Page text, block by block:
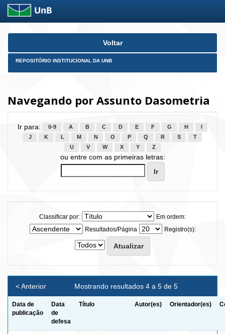
Skip
Voltar
REPOSITÓRIO INSTITUCIONAL DA UNB
Navegando por Assunto Dasometria
Ir para: 0-9 A B C D E F G H
J
K L M N O P Q R S
T
U
V W X Y Z
ou entre com as primeiras letras:
Classificar por:
Em ordem:
Resultados/Página
Registro(s):
Mostrando resultados 4 a 5 de 5
< Anterior
Data de
publicação
Data
de
defesa
Título Autor(es) Orientador(es)